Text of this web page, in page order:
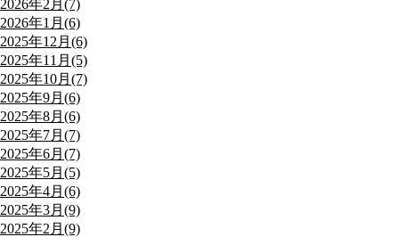
2026年2月(7)
2026年1月(6)
2025年12月(6)
2025年11月(5)
2025年10月(7)
2025年9月(6)
2025年8月(6)
2025年7月(7)
2025年6月(7)
2025年5月(5)
2025年4月(6)
2025年3月(9)
2025年2月(9)